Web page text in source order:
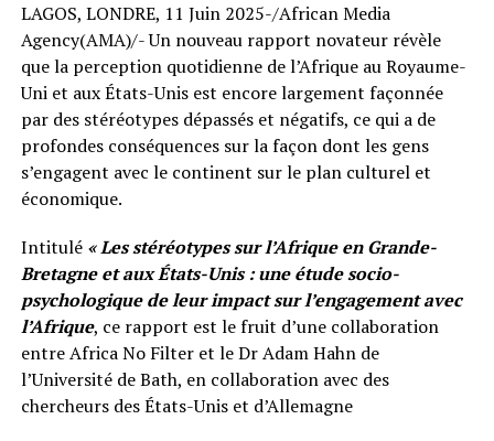
LAGOS, LONDRE, 11 Juin 2025-/African Media
Agency(AMA)/- Un nouveau rapport novateur révèle
que la perception quotidienne de l’Afrique au Royaume-
Uni et aux États-Unis est encore largement façonnée
par des stéréotypes dépassés et négatifs, ce qui a de
profondes conséquences sur la façon dont les gens
s’engagent avec le continent sur le plan culturel et
économique.
Intitulé « Les stéréotypes sur l’Afrique en Grande-
Bretagne et aux États-Unis : une étude socio-
psychologique de leur impact sur l’engagement avec
l’Afrique, ce rapport est le fruit d’une collaboration
entre Africa No Filter et le Dr Adam Hahn de
l’Université de Bath, en collaboration avec des
chercheurs des États-Unis et d’Allemagne